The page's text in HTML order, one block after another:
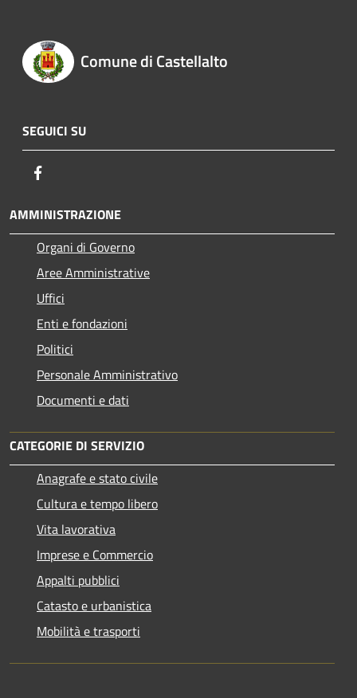
Comune di Castellalto
SEGUICI SU
AMMINISTRAZIONE
Organi di Governo
Aree Amministrative
Uffici
Enti e fondazioni
Politici
Personale Amministrativo
Documenti e dati
CATEGORIE DI SERVIZIO
Anagrafe e stato civile
Cultura e tempo libero
Vita lavorativa
Imprese e Commercio
Appalti pubblici
Catasto e urbanistica
Mobilità e trasporti